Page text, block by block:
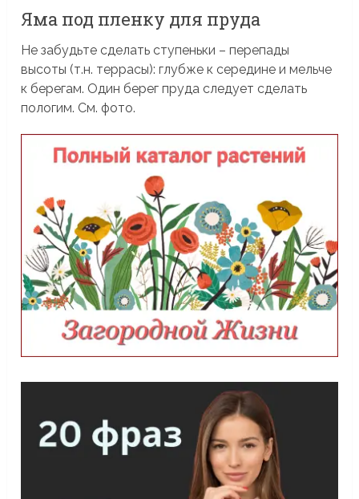
Яма под пленку для пруда
Не забудьте сделать ступеньки – перепады
высоты (т.н. террасы): глубже к середине и мельче
к берегам. Один берег пруда следует сделать
пологим. См. фото.